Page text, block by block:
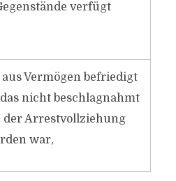
verfügt
Vermögen befriedigt
nicht beschlagnahmt
der Arrestvollziehung
war,